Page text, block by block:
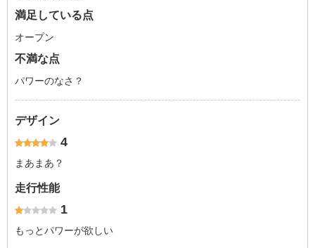
満足している点
オープン
不満な点
パワーのなさ？
デザイン
4
まあまあ？
走行性能
1
もっとパワーが欲しい